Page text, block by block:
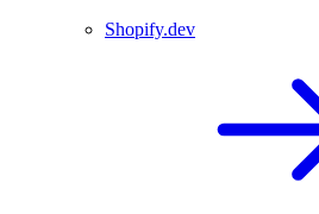
Shopify.dev